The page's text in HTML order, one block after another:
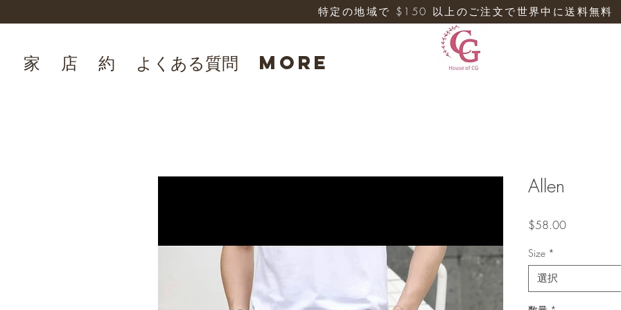
家 店 約 よくある質問 More
特定の地域で $150 以上のご注文で世界中に送料無料
Allen
$58.00価
Size *
選択